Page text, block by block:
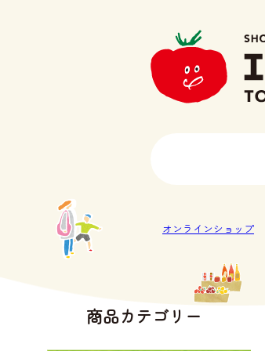
オンラインショップ
商品カテゴリー